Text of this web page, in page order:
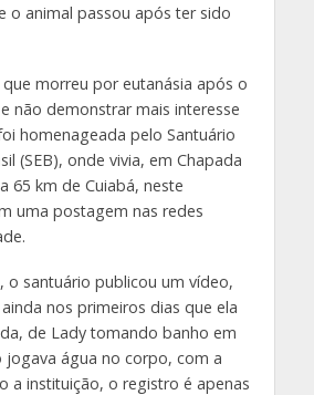
o animal passou após ter sido
morreu por eutanásia após o
não demonstrar mais interesse
homenageada pelo Santuário
(SEB), onde vivia, em Chapada
65 km de Cuiabá, neste
uma postagem nas redes
o santuário publicou um vídeo,
nos primeiros dias que ela
de Lady tomando banho em
jogava água no corpo, com a
a instituição, o registro é apenas